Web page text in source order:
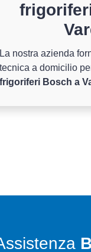
La nostra azienda
tecnica a domicilio
frigoriferi Bosch a